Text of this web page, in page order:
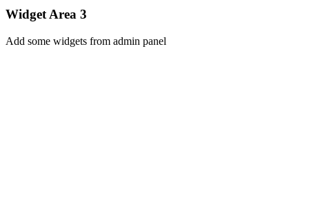
Widget Area 3
Add some widgets from admin panel